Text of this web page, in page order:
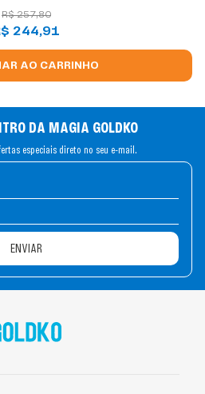
CAIXA
R$ 257,80
244,91
AO CARRINHO
DA MAGIA GOLDKO
especiais direto no seu e-mail.
ENVIAR